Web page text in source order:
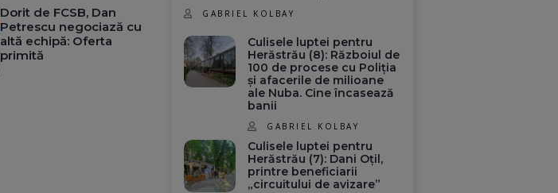
Dorit de FCSB, Dan
Petrescu negociază cu
altă echipă: Oferta
primită
GABRIEL KOLBAY
Culisele luptei pentru
Herăstrău (8): Războiul de
100 de procese cu Poliția
și afacerile de milioane
ale Nuba. Cine încasează
banii
GABRIEL KOLBAY
Culisele luptei pentru
Herăstrău (7): Dani Oțil,
printre beneficiarii
„circuitului de avizare”